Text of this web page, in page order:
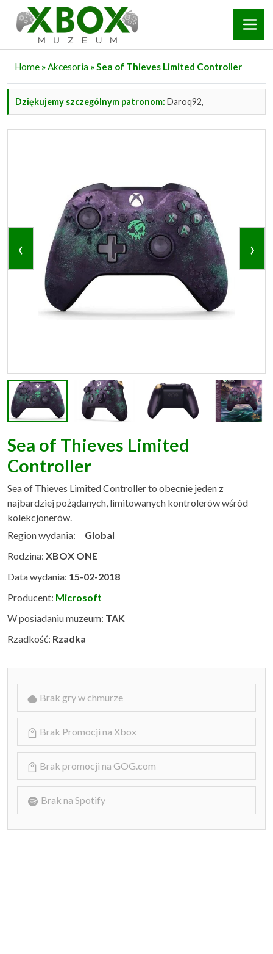
Home »Akcesoria » Sea of Thieves Limited Controller
Dziękujemy szczególnym patronom: Daroq92,
‹ ›
Sea of Thieves Limited
Controller
Sea of Thieves Limited Controller to obecnie jeden z
najbardziej pożądanych, limitowanych kontrolerów wśród
kolekcjonerów.
Region wydania:
Global
Rodzina: XBOX ONE
Data wydania: 15-02-2018
Producent: Microsoft
W posiadaniu muzeum: TAK
Rzadkość: Rzadka
Brak gry w chmurze
Brak Promocji na Xbox
Brak promocji na GOG.com
Brak na Spotify